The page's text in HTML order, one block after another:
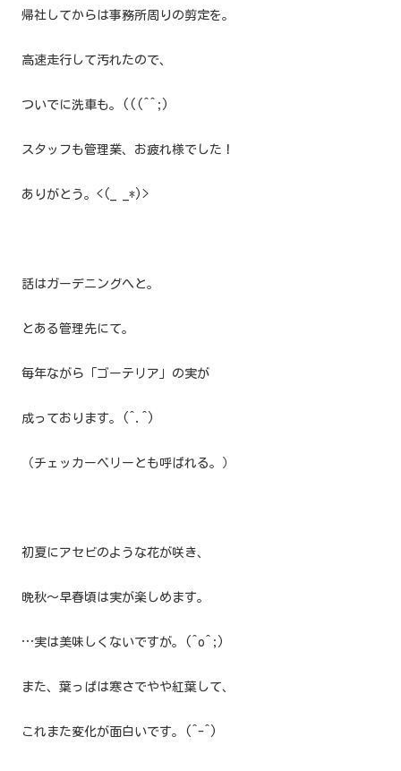
帰社してからは事務所周りの剪定を。
高速走行して汚れたので、
ついでに洗車も。(((^^;)
スタッフも管理業、お疲れ様でした！
ありがとう。<(_ _*)>
話はガーデニングへと。
とある管理先にて。
毎年ながら「ゴーテリア」の実が
成っております。(^.^)
（チェッカーベリーとも呼ばれる。）
初夏にアセビのような花が咲き、
晩秋～早春頃は実が楽しめます。
…実は美味しくないですが。(^o^;)
また、葉っぱは寒さでやや紅葉して、
これまた変化が面白いです。(^-^)